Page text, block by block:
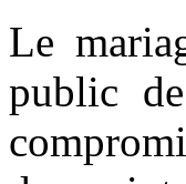
Le
public